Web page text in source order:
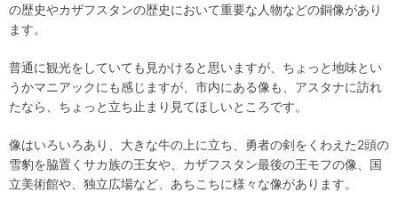
の歴史やカザフスタンの歴史において重要な人物などの銅像があり
ます。
普通に観光をしていても見かけると思いますが、ちょっと地味とい
うかマニアックにも感じますが、市内にある像も、アスタナに訪れ
たなら、ちょっと立ち止まり見てほしいところです。
像はいろいろあり、大きな牛の上に立ち、勇者の剣をくわえた2頭の
雪豹を脇置くサカ族の王女や、カザフスタン最後の王モフの像、国
立美術館や、独立広場など、あちこちに様々な像があります。